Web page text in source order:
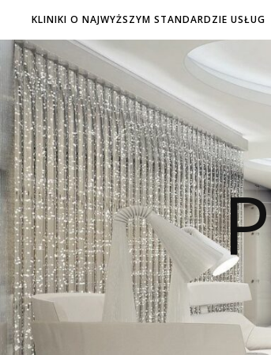
KLINIKI O NAJWYŻSZYM STANDARDZIE USŁUG